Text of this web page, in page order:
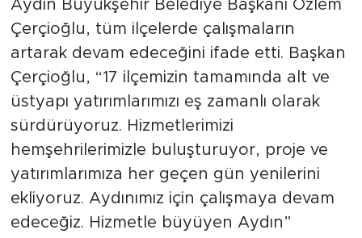
Aydın Büyükşehir Belediye Başkanı Özlem
Çerçioğlu, tüm ilçelerde çalışmaların
artarak devam edeceğini ifade etti. Başkan
Çerçioğlu, “17 ilçemizin tamamında alt ve
üstyapı yatırımlarımızı eş zamanlı olarak
sürdürüyoruz. Hizmetlerimizi
hemşehrilerimizle buluşturuyor, proje ve
yatırımlarımıza her geçen gün yenilerini
ekliyoruz. Aydınımız için çalışmaya devam
edeceğiz. Hizmetle büyüyen Aydın”